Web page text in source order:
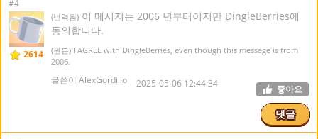
#4
2614
(번역됨) 이 메시지는 2006 년부터이지만 DingleBerries에
동의합니다.
(원본) I AGREE with DingleBerries, even though this message is from
2006.
글쓴이 AlexGordillo 2025-05-06 12:44:34 좋아요
댓글